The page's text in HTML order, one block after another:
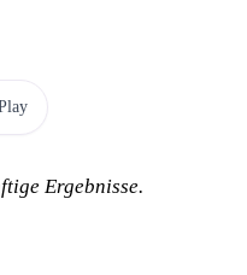
Ergebnisse.